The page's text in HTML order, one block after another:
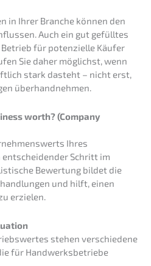
in Ihrer Branche können den
Auch ein gut gefüll­tes
für poten­zi­el­le Käufer
Sie daher möglichst, wenn
stark dasteht – nicht erst,
überhandnehmen.
worth? (Compa­ny
Ihres
Schritt im
Bewer­tung bildet die
und hilft, einen
erzielen.
stehen verschie­de­ne
für Handwerks­be­trie­be